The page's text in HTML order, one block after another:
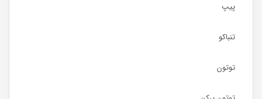
پیپ
تنباکو
توتون